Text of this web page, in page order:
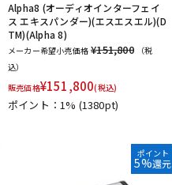
Alpha8 (オーディオインターフェイ
ス エキスパンダー)(エスエスエル)(D
TM)(Alpha 8)
メーカー希望小売価格 ¥151,800
（税
込）
販売価格¥151,800(税込)
ポイント：1% (1380pt)
ポイント
5%還元